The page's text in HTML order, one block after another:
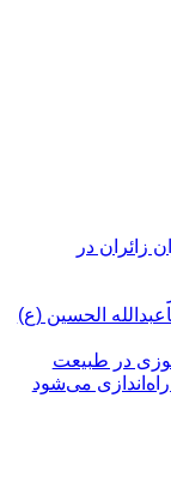
زائران در
الحسین (ع)
در طبیعت
راه‌اندازی می‌شود